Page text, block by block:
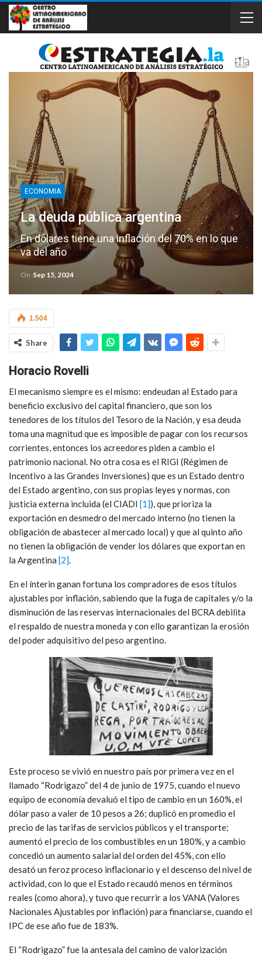
ECONOMIA
La deuda pública argentina
En dólares tiene una inflación del 70% en lo que
va del año
On Sep 15, 2024
1.504
Share
Horacio Rovelli
El mecanismo siempre es el mismo: endeudan al Estado para
beneficio exclusivo del capital financiero, que son los
tenedores de los títulos del Tesoro de la Nación, y esa deuda
toma una magnitud que es imposible de pagar con los recursos
corrientes, entonces los acreedores piden a cambio el
patrimonio nacional. No otra cosa es el RIGI (Régimen de
Incentivo a las Grandes Inversiones) que es un Estado dentro
del Estado argentino, con sus propias leyes y normas, con
justicia externa incluida (el CIADI [1]), que prioriza la
exportación en desmedro del mercado interno (no tienen la
obligación de abastecer al mercado local) y que al quinto año
no tienen la obligación de vender los dólares que exportan en
la Argentina [2]
En el ínterin ganan fortuna los compradores de esos títulos
ajustables por inflación, sabiendo que la fuga de capitales y/o la
disminución de las reservas internacionales del BCRA debilita
el respaldo de nuestra moneda y con ello garantizan la erosión
del poder adquisitivo del peso argentino.
Este proceso se vivió en nuestro país por primera vez en el
llamado “Rodrigazo” del 4 de junio de 1975, cuando el nuevo
equipo de economía devaluó el tipo de cambio en un 160%, el
dólar paso a valer de 10 pesos a 26; duplicó en promedio el
precio de las tarifas de servicios públicos y el transporte;
aumentó el precio de los combustibles en un 180%, y a cambio
concedió un aumento salarial del orden del 45%, con ello
desató un feroz proceso inflacionario y el descenso del nivel de
actividad, con lo que el Estado recaudó menos en términos
reales (como ahora), y tuvo que recurrir a los VANA (Valores
Nacionales Ajustables por inflación) para financiarse, cuando el
IPC de ese año fue de 183%.
El “Rodrigazo” fue la antesala del camino de valorización